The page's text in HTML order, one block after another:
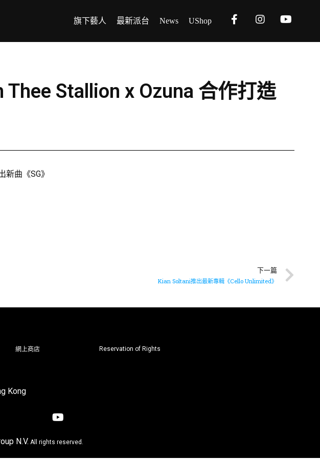
旗下藝人 最新派台 News UShop
Thee Stallion x Ozuna 合作打造
曲《SG》
下一篇
Kian Soltani推出最新專輯《Cello Unlimited》
網上商店 Reservation of Rights
Kong
N.V. All rights reserved.